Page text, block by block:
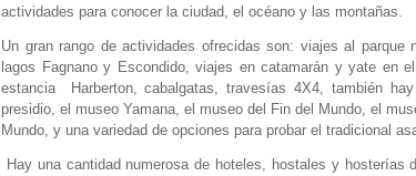
actividades para conocer la ciudad, el océano y las montañas.
Un gran rango de actividades ofrecidas son: viajes al parque
lagos Fagnano y Escondido, viajes en catamarán y yate en
estancia Harberton, cabalgatas, travesías 4X4, también
presidio, el museo Yamana, el museo del Fin del Mundo, el
Mundo, y una variedad de opciones para probar el tradicional
Hay una cantidad numerosa de hoteles, hostales y hosterías